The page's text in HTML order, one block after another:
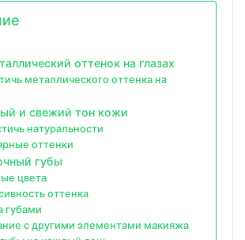
оттенок на глазах
металлического оттенка на
и свежий тон кожи
натуральности
оттенки
губы
цвета
оттенка
губами
с другими элементами макияжа